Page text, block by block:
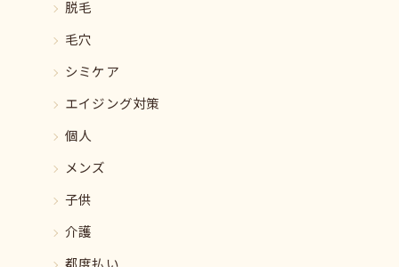
脱毛
毛穴
シミケア
エイジング対策
個人
メンズ
子供
介護